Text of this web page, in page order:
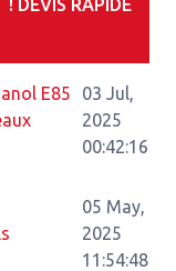
DEVIS RAPIDE
E85
03 Jul,
2025
00:42:16
05 May,
2025
11:54:48